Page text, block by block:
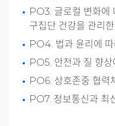
PO3. 글로컬 변화에
구집단 건강을 관리
PO4. 법과 윤리에
PO5. 안전과 질 향
PO6. 상호존중 협력
PO7. 정보통신과 최